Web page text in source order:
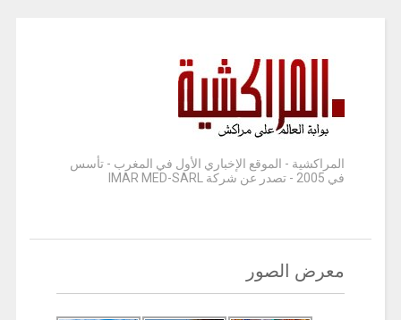
المراكشية - الموقع الإخباري الأول في المغرب - تأسس
في 2005 - تصدر عن شركة IMAR MED-SARL
معرض الصور